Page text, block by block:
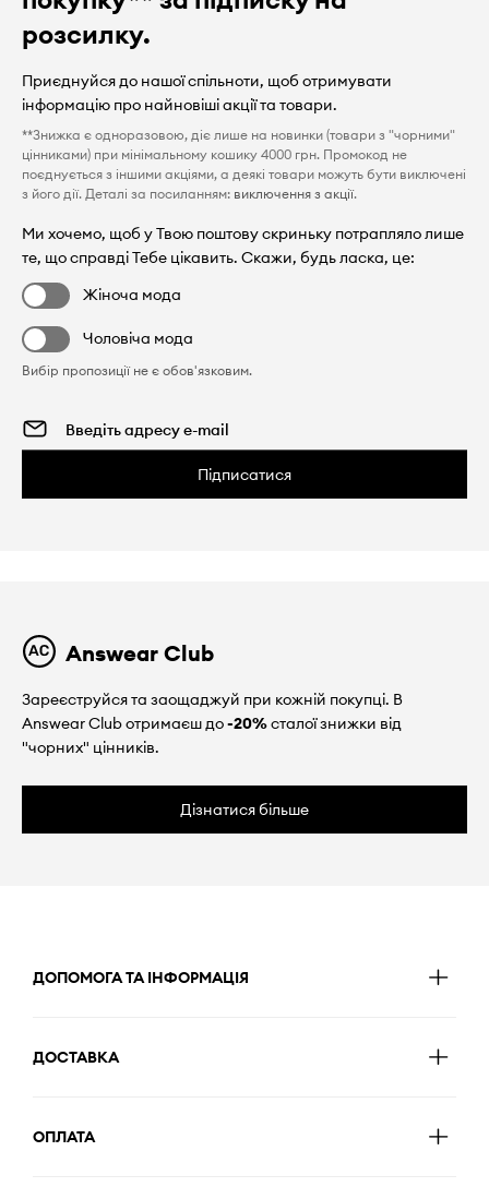
розсилку.
Приєднуйся до нашої спільноти, щоб отримувати
інформацію про найновіші акції та товари.
**Знижка є одноразовою, діє лише на новинки (товари з "чорними"
цінниками) при мінімальному кошику 4000 грн. Промокод не
поєднується з іншими акціями, а деякі товари можуть бути виключені
з його дії. Деталі за посиланням: виключення з акції.
Ми хочемо, щоб у Твою поштову скриньку потрапляло лише
те, що справді Тебе цікавить. Скажи, будь ласка, це:
Жіноча мода
Чоловіча мода
Вибір пропозиції не є обов'язковим.
Підписатися
Answear Club
Зареєструйся та заощаджуй при кожній покупці. В
Answear Club отримаєш до-20%сталої знижки від
"чорних" цінників.
Дізнатися більше
ДОПОМОГА ТА ІНФОРМАЦІЯ
ДОСТАВКА
ОПЛАТА